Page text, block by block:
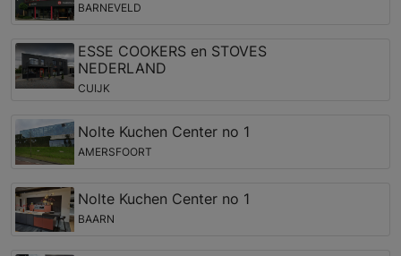
BARNEVELD
ESSE COOKERS en STOVES
NEDERLAND
CUIJK
Nolte Kuchen Center no 1
AMERSFOORT
Nolte Kuchen Center no 1
BAARN